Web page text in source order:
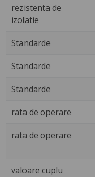
rezistenta de
izolatie
Standarde
Standarde
Standarde
rata de operare
rata de operare
valoare cuplu